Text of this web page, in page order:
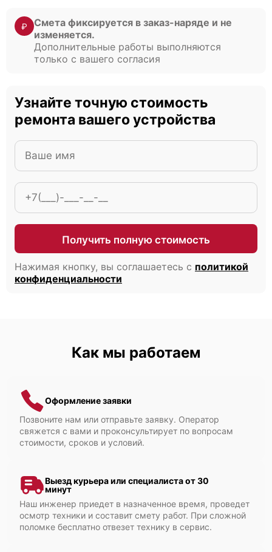
₽
Смета фиксируется в заказ-наряде и не
изменяется.
Дополнительные работы выполняются
только с вашего согласия
Узнайте точную стоимость
ремонта вашего устройства
Получить полную стоимость
Нажимая кнопку, вы соглашаетесь с политикой
конфиденциальности
Как мы работаем
Оформление заявки
Позвоните нам или отправьте заявку. Оператор
свяжется с вами и проконсультирует по вопросам
стоимости, сроков и условий.
Выезд курьера или специалиста от 30
минут
Наш инженер приедет в назначенное время, проведет
осмотр техники и составит смету работ. При сложной
поломке бесплатно отвезет технику в сервис.